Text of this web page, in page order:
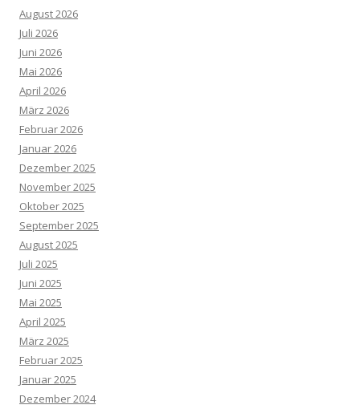
August 2026
Juli 2026
Juni 2026
Mai 2026
April 2026
März 2026
Februar 2026
Januar 2026
Dezember 2025
November 2025
Oktober 2025
September 2025
August 2025
Juli 2025
Juni 2025
Mai 2025
April 2025
März 2025
Februar 2025
Januar 2025
Dezember 2024